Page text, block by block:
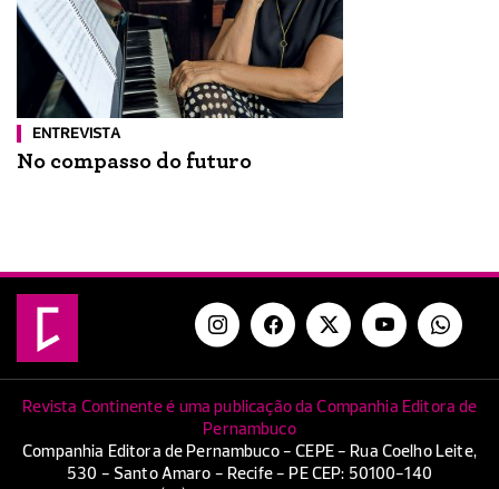
ENTREVISTA
No compasso do futuro
Revista Continente é uma publicação da Companhia Editora de
Pernambuco
Companhia Editora de Pernambuco - CEPE - Rua Coelho Leite,
530 - Santo Amaro - Recife - PE CEP: 50100-140